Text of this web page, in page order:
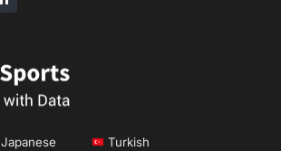
Japanese Turkish